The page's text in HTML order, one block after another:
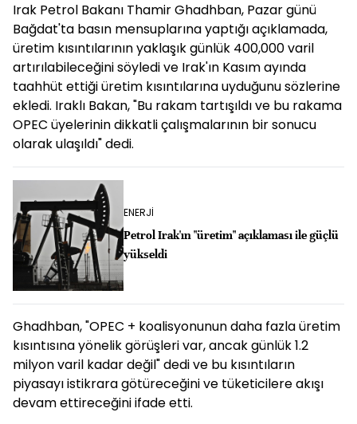
Irak Petrol Bakanı Thamir Ghadhban, Pazar günü
Bağdat'ta basın mensuplarına yaptığı açıklamada,
üretim kısıntılarının yaklaşık günlük 400,000 varil
artırılabileceğini söyledi ve Irak'ın Kasım ayında
taahhüt ettiği üretim kısıntılarına uyduğunu sözlerine
ekledi. Iraklı Bakan, "Bu rakam tartışıldı ve bu rakama
OPEC üyelerinin dikkatli çalışmalarının bir sonucu
olarak ulaşıldı" dedi.
ENERJİ
Petrol Irak'ın "üretim" açıklaması ile güçlü
yükseldi
Ghadhban, "OPEC + koalisyonunun daha fazla üretim
kısıntısına yönelik görüşleri var, ancak günlük 1.2
milyon varil kadar değil" dedi ve bu kısıntıların
piyasayı istikrara götüreceğini ve tüketicilere akışı
devam ettireceğini ifade etti.